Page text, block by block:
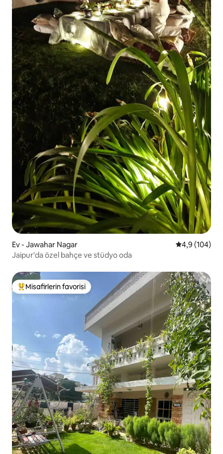
Ev - Jawahar Nagar 5 üzerinden
4,9 (104)
Jaipur'da özel bahçe ve stüdyo oda
Misafirlerin favorilerinden en beğenilenler arasında
Misafirlerin favorisi